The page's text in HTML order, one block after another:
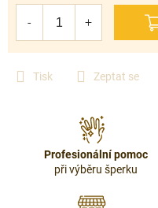
Tisk Zeptat se
Profesionální pomoc
při výběru šperku